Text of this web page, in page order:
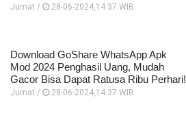
Jumat / 28-06-2024,14:37 WIB
Download GoShare WhatsApp Apk
Mod 2024 Penghasil Uang, Mudah
Gacor Bisa Dapat Ratusa Ribu Perhari!
Jumat / 28-06-2024,14:37 WIB